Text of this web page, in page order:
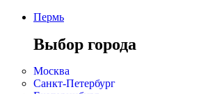
Пермь
Выбор города
Москва
Санкт-Петербург